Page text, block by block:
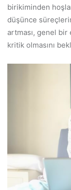
birikiminden
düşünce
artması, genel bir
kritik olmasını